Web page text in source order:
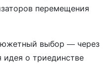
перемещения
выбор — через
идея о триединстве